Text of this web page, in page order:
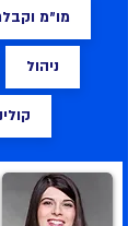
מו״מ
ניהול